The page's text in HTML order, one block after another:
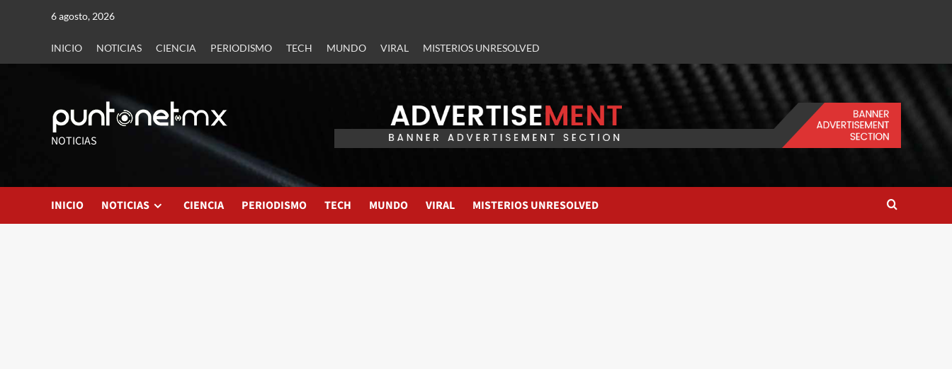
6 agosto, 2026
INICIO NOTICIAS CIENCIA PERIODISMO TECH MUNDO VIRAL MISTERIOS UNRESOLVED
NOTICIAS
INICIO NOTICIAS CIENCIA PERIODISMO TECH MUNDO VIRAL MISTERIOS UNRESOLVED